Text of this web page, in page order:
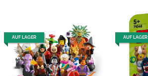
AUF LAGER AUF LAGER